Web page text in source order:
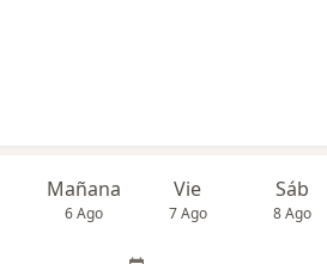
Mañana
6 Ago
Vie
7 Ago
Sáb
8 Ago